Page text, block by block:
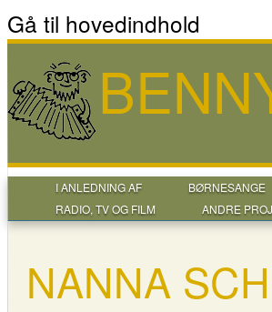
Gå til hovedindhold
I ANLEDNING AF BØRNESANGE
RADIO, TV OG FILM
ANDRE
NANNA